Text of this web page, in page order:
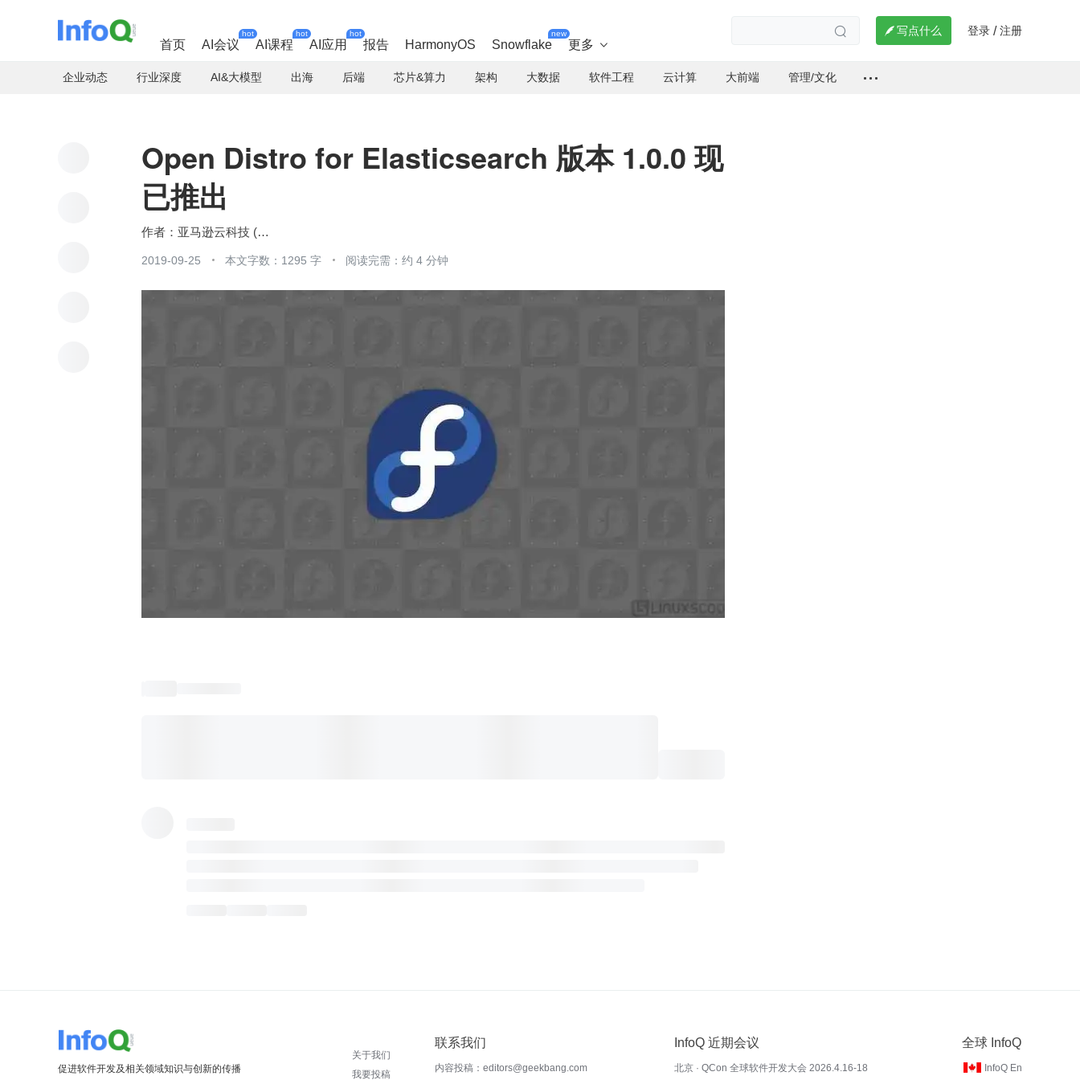
首页 AI会议
hot
AI课程
hot
AI应用
hot
报告 HarmonyOS Snowflake
new
更多 
  写点什么 登录 / 注册
企业动态 行业深度 AI&大模型 出海 后端 芯片&算力 架构 大数据 软件工程 云计算 大前端 管理/文化
Open Distro for Elasticsearch 版本 1.0.0 现
已推出
亚马逊云科技 (Amazon Web Services）
2019-09-25 本文字数：1295 字 阅读完需：约 4 分钟
促进软件开发及相关领域知识与创新的传播
关于我们
我要投稿
联系我们
内容投稿：editors@geekbang.com
InfoQ 近期会议
北京 · QCon 全球软件开发大会 2026.4.16-18
全球 InfoQ
InfoQ En